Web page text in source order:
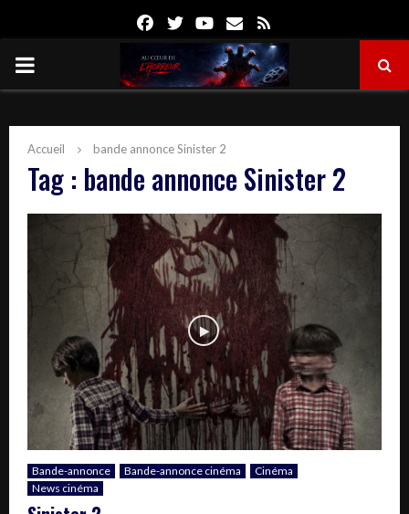
FacebookTwitterYoutube
Email
PRIMARY
Accueil bande annonce Sinister 2
Tag : bande annonce Sinister 2
Bande-annonce Bande-annonce cinéma
Cinéma
News cinéma